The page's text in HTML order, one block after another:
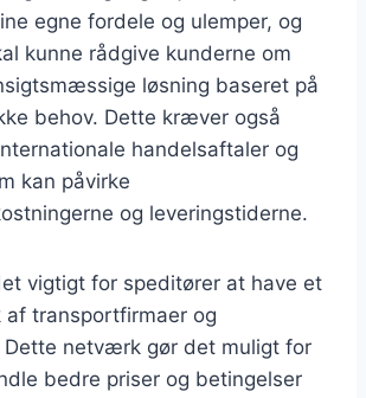
egne fordele og ulemper, og
kunne rådgive kunderne om
løsning baseret på
behov. Dette kræver også
handelsaftaler og
kan påvirke
og leveringstiderne.
vigtigt for speditører at have et
transportfirmaer og
Dette netværk gør det muligt for
bedre priser og betingelser